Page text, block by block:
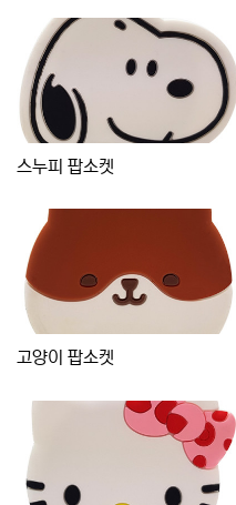
스누피 팝소켓
고양이 팝소켓